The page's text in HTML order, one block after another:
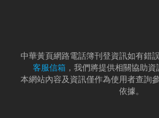
中華黃頁網路電話簿刊登資訊如有錯
客服信箱 ，我們將提供相關協助資
本網站內容及資訊僅作為使用者查詢
依據。